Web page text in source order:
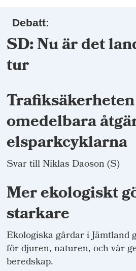
Debatt:
SD: Nu är det
tur
omedelbara
elsparkcyklarna
Svar till Niklas Daoson (S)
Mer ekologiskt
starkare
Ekologiska gårdar i Jämtland
för djuren, naturen, och vår
beredskap.